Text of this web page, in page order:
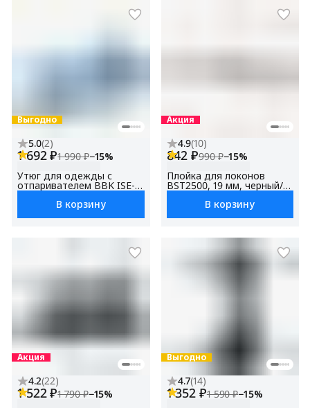
Выгодно
5.0(2)
1 692 ₽1 990 ₽−15%
Утюг для одежды с
отпаривателем BBK ISE-
2411,антипригарное
покрытие, голубой,
мощность 2400 Вт,
В корзину
Акция
4.9(10)
842 ₽990 ₽−15%
Плойка для локонов
BST2500, 19 мм, черный/
шампань, керамическое
покрытиеВ корзину
Акция
4.2(22)
1 522 ₽1 790 ₽−15%
Выгодно
4.7(14)
1 352 ₽1 590 ₽−15%